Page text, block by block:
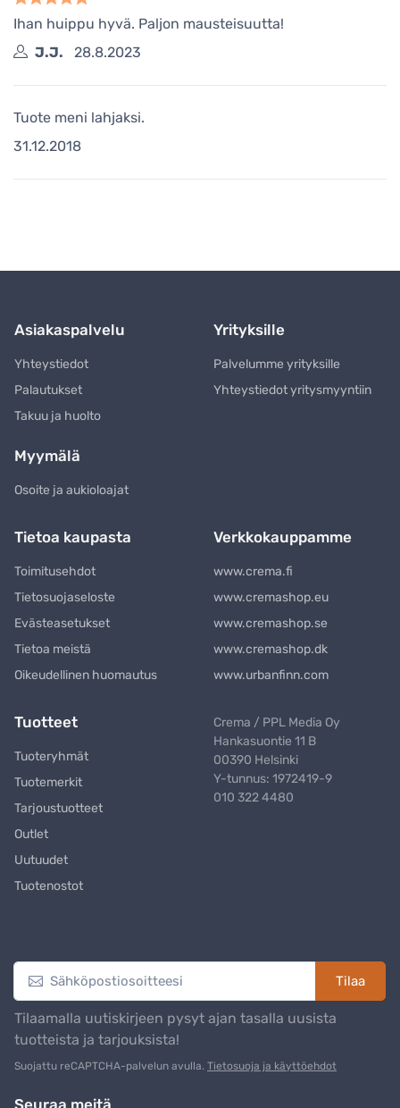
Ihan huippu hyvä. Paljon mausteisuutta!
J.J.
28.8.2023
Tuote meni lahjaksi.
31.12.2018
Asiakaspalvelu
Yhteystiedot
Palautukset
Takuu ja huolto
Yrityksille
Palvelumme yrityksille
Yhteystiedot yritysmyyntiin
Myymälä
Osoite ja aukioloajat
Tietoa kaupasta
Toimitusehdot
Tietosuojaseloste
Evästeasetukset
Tietoa meistä
Oikeudellinen huomautus
Verkkokauppamme
www.crema.fi
www.cremashop.eu
www.cremashop.se
www.cremashop.dk
www.urbanfinn.com
Tuotteet
Tuoteryhmät
Tuotemerkit
Tarjoustuotteet
Outlet
Uutuudet
Tuotenostot
Crema / PPL Media Oy
Hankasuontie 11 B
00390 Helsinki
Y-tunnus: 1972419-9
010 322 4480
Tilaa
Tilaamalla uutiskirjeen pysyt ajan tasalla uusista
tuotteista ja tarjouksista!
Suojattu reCAPTCHA-palvelun avulla. Tietosuoja ja käyttöehdot